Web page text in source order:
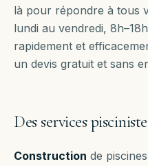
là pour répondre à tous
lundi au vendredi, 8h–18h
rapidement et
un devis gratuit et sans
Des services
Construction de